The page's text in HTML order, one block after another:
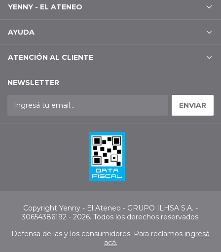
YENNY - EL ATENEO
AYUDA
ATENCIÓN AL CLIENTE
NEWSLETTER
Copyright Yenny - El Ateneo - GRUPO ILHSA S.A. -
30654386192 - 2026. Todos los derechos reservados.
Defensa de las y los consumidores. Para reclamos ingresá
acá.